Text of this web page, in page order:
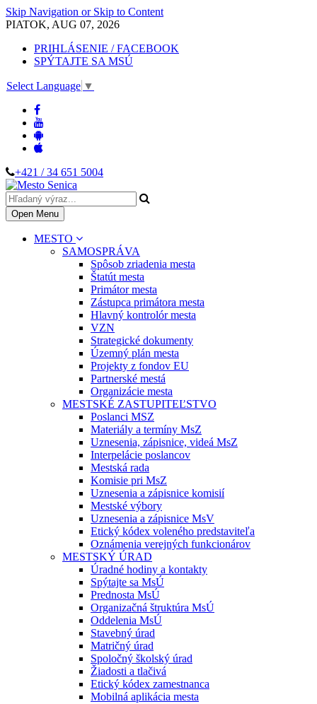
Skip Navigation or Skip to Content
PIATOK, AUG 07, 2026
PRIHLÁSENIE / FACEBOOK
SPÝTAJTE SA MSÚ
Select Language ▼
+421 / 34 651 5004
Open Menu
MESTO
SAMOSPRÁVA
Spôsob zriadenia mesta
Štatút mesta
Primátor mesta
Zástupca primátora mesta
Hlavný kontrolór mesta
VZN
Strategické dokumenty
Územný plán mesta
Projekty z fondov EU
Partnerské mestá
Organizácie mesta
MESTSKÉ ZASTUPITEĽSTVO
Poslanci MSZ
Materiály a termíny MsZ
Uznesenia, zápisnice, videá MsZ
Interpelácie poslancov
Mestská rada
Komisie pri MsZ
Uznesenia a zápisnice komisií
Mestské výbory
Uznesenia a zápisnice MsV
Etický kódex voleného predstaviteľa
Oznámenia verejných funkcionárov
MESTSKÝ ÚRAD
Úradné hodiny a kontakty
Spýtajte sa MsÚ
Prednosta MsÚ
Organizačná štruktúra MsÚ
Oddelenia MsÚ
Stavebný úrad
Matričný úrad
Spoločný školský úrad
Žiadosti a tlačivá
Etický kódex zamestnanca
Mobilná aplikácia mesta